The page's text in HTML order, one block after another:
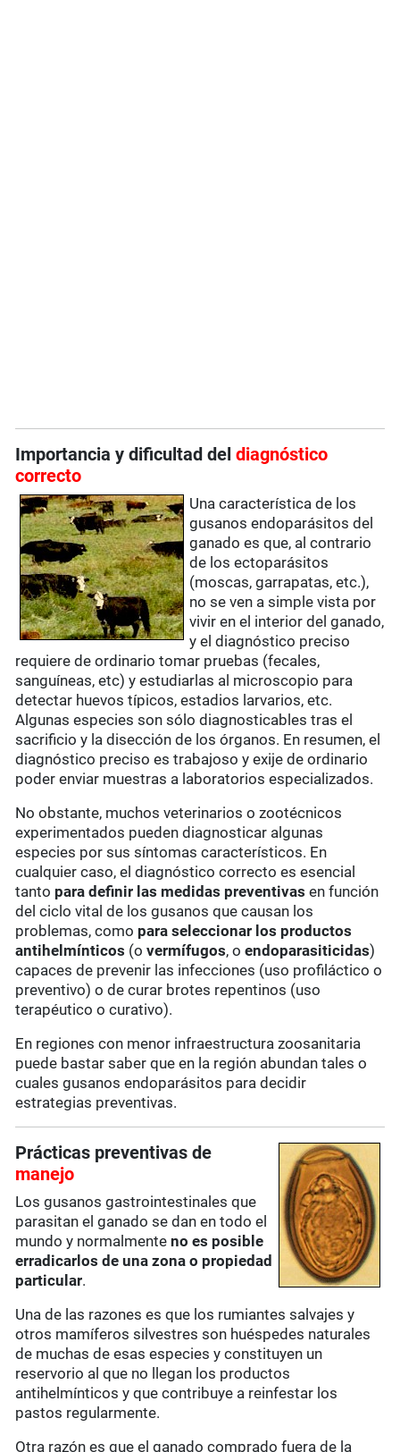
Importancia y dificultad deldiagnóstico
correcto
Una característica de los
gusanos endoparásitos del
ganado es que, al contrario
de los ectoparásitos
(moscas, garrapatas, etc.),
no se ven a simple vista por
vivir en el interior del ganado,
y el diagnóstico preciso
requiere de ordinario tomar pruebas (fecales,
sanguíneas, etc) y estudiarlas al microscopio para
detectar huevos típicos, estadios larvarios, etc.
Algunas especies son sólo diagnosticables tras el
sacrificio y la disección de los órganos. En resumen, el
diagnóstico preciso es trabajoso y exije de ordinario
poder enviar muestras a laboratorios especializados.
No obstante, muchos veterinarios o zootécnicos
experimentados pueden diagnosticar algunas
especies por sus síntomas característicos. En
cualquier caso, el diagnóstico correcto es esencial
tanto para definir las medidas preventivas en función
del ciclo vital de los gusanos que causan los
problemas, como para seleccionar los productos
antihelmínticos (overmífugos, oendoparasiticidas)
capaces de prevenir las infecciones (uso profiláctico o
preventivo) o de curar brotes repentinos (uso
terapéutico o curativo).
En regiones con menor infraestructura zoosanitaria
puede bastar saber que en la región abundan tales o
cuales gusanos endoparásitos para decidir
estrategias preventivas.
Prácticas preventivas de
manejo
Los gusanos gastrointestinales que
parasitan el ganado se dan en todo el
mundo y normalmenteno es posible
erradicarlos de una zona o propiedad
particular.
Una de las razones es que los rumiantes salvajes y
otros mamíferos silvestres son huéspedes naturales
de muchas de esas especies y constituyen un
reservorio al que no llegan los productos
antihelmínticos y que contribuye a reinfestar los
pastos regularmente.
Otra razón es que el ganado comprado fuera de la